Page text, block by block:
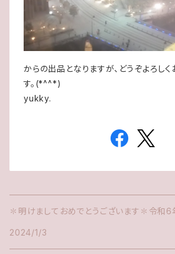
からの出品となりますが、どうぞよろし
す。(*^^*)
yukky.
✽明けましておめでとうございます✽令和6
2024/1/3